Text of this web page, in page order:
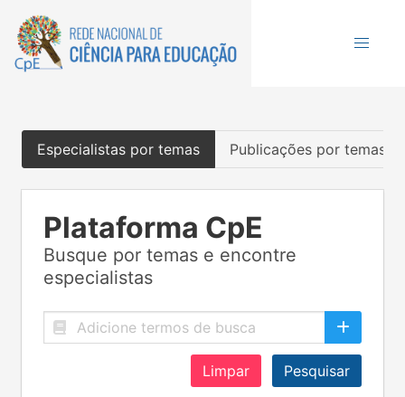
Especialistas por temas Publicações por temas
Plataforma CpE
Busque por temas e encontre
especialistas
Limpar Pesquisar